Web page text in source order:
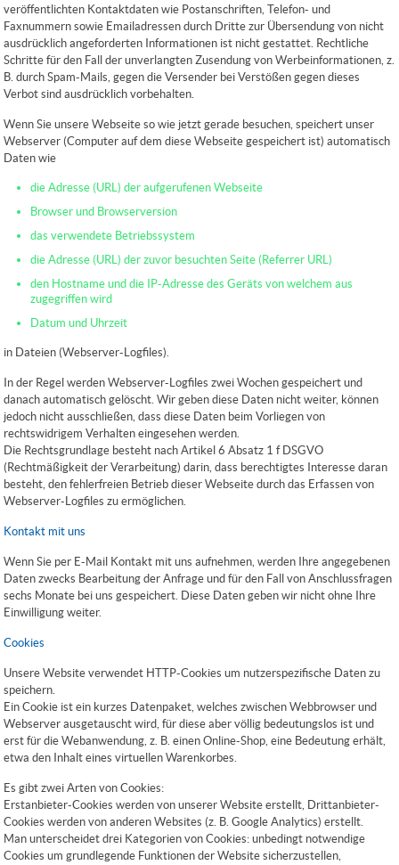
veröffentlichten Kontaktdaten wie Postanschriften, Telefon- und
Faxnummern sowie Emailadressen durch Dritte zur Übersendung von nicht
ausdrücklich angeforderten Informationen ist nicht gestattet. Rechtliche
Schritte für den Fall der unverlangten Zusendung von Werbeinformationen, z.
B. durch Spam-Mails, gegen die Versender bei Verstößen gegen dieses
Verbot sind ausdrücklich vorbehalten.
Wenn Sie unsere Webseite so wie jetzt gerade besuchen, speichert unser
Webserver (Computer auf dem diese Webseite gespeichert ist) automatisch
Daten wie
die Adresse (URL) der aufgerufenen Webseite
Browser und Browserversion
das verwendete Betriebssystem
die Adresse (URL) der zuvor besuchten Seite (Referrer URL)
den Hostname und die IP-Adresse des Geräts von welchem aus
zugegriffen wird
Datum und Uhrzeit
in Dateien (Webserver-Logfiles).
In der Regel werden Webserver-Logfiles zwei Wochen gespeichert und
danach automatisch gelöscht. Wir geben diese Daten nicht weiter, können
jedoch nicht ausschließen, dass diese Daten beim Vorliegen von
rechtswidrigem Verhalten eingesehen werden.
Die Rechtsgrundlage besteht nach Artikel 6 Absatz 1 f DSGVO
(Rechtmäßigkeit der Verarbeitung) darin, dass berechtigtes Interesse daran
besteht, den fehlerfreien Betrieb dieser Webseite durch das Erfassen von
Webserver-Logfiles zu ermöglichen.
Kontakt mit uns
Wenn Sie per E-Mail Kontakt mit uns aufnehmen, werden Ihre angegebenen
Daten zwecks Bearbeitung der Anfrage und für den Fall von Anschlussfragen
sechs Monate bei uns gespeichert. Diese Daten geben wir nicht ohne Ihre
Einwilligung weiter.
Cookies
Unsere Website verwendet HTTP-Cookies um nutzerspezifische Daten zu
speichern.
Ein Cookie ist ein kurzes Datenpaket, welches zwischen Webbrowser und
Webserver ausgetauscht wird, für diese aber völlig bedeutungslos ist und
erst für die Webanwendung, z. B. einen Online-Shop, eine Bedeutung erhält,
etwa den Inhalt eines virtuellen Warenkorbes.
Es gibt zwei Arten von Cookies:
Erstanbieter-Cookies werden von unserer Website erstellt, Drittanbieter-
Cookies werden von anderen Websites (z. B. Google Analytics) erstellt.
Man unterscheidet drei Kategorien von Cookies: unbedingt notwendige
Cookies um grundlegende Funktionen der Website sicherzustellen,